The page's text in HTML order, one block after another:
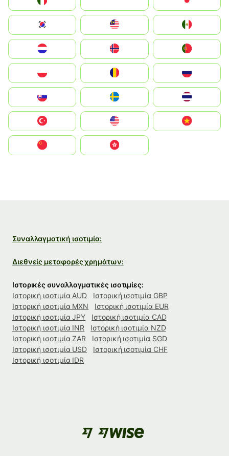
South Korea
United States
中國香港特別行政區
Συναλλαγματική ισοτιμία:
Διεθνείς μεταφορές χρημάτων:
Ιστορικές συναλλαγματικές ισοτιμίες:
Ιστορική ισοτιμία AUD
Ιστορική ισοτιμία GBP
Ιστορική ισοτιμία MXN
Ιστορική ισοτιμία EUR
Ιστορική ισοτιμία JPY
Ιστορική ισοτιμία CAD
Ιστορική ισοτιμία INR
Ιστορική ισοτιμία NZD
Ιστορική ισοτιμία ZAR
Ιστορική ισοτιμία SGD
Ιστορική ισοτιμία USD
Ιστορική ισοτιμία CHF
Ιστορική ισοτιμία IDR